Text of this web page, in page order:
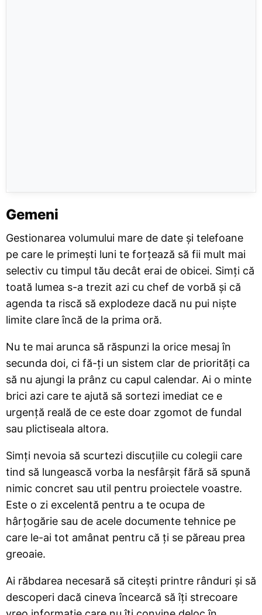
Gemeni
Gestionarea volumului mare de date și telefoane
pe care le primești luni te forțează să fii mult mai
selectiv cu timpul tău decât erai de obicei. Simți că
toată lumea s-a trezit azi cu chef de vorbă și că
agenda ta riscă să explodeze dacă nu pui niște
limite clare încă de la prima oră.
Nu te mai arunca să răspunzi la orice mesaj în
secunda doi, ci fă-ți un sistem clar de priorități ca
să nu ajungi la prânz cu capul calendar. Ai o minte
brici azi care te ajută să sortezi imediat ce e
urgență reală de ce este doar zgomot de fundal
sau plictiseala altora.
Simți nevoia să scurtezi discuțiile cu colegii care
tind să lungească vorba la nesfârșit fără să spună
nimic concret sau util pentru proiectele voastre.
Este o zi excelentă pentru a te ocupa de
hârțogărie sau de acele documente tehnice pe
care le-ai tot amânat pentru că ți se păreau prea
greoaie.
Ai răbdarea necesară să citești printre rânduri și să
descoperi dacă cineva încearcă să îți strecoare